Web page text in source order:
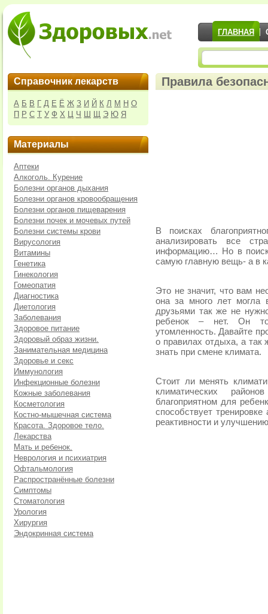
ГЛАВНАЯ
Справочник лекарств
А Б В Г Д Е Ё Ж З И Й К Л М Н О
П Р С Т У Ф Х Ц Ч Ш Щ Э Ю Я
Материалы
Аптеки
Алкоголь. Курение
Болезни органов дыхания
Болезни органов кровообращения
Болезни органов пищеварения
Болезни почек и мочевых путей
Болезни системы крови
Вирусология
Витамины
Генетика
Гинекология
Гомеопатия
Диагностика
Диетология
Заболевания
Здоровое питание
Здоровый образ жизни.
Занимательная медицина
Здоровье и секс
Иммунология
Инфекционные болезни
Кожные заболевания
Косметология
Костно-мышечная система
Красота. Здоровое тело.
Лекарства
Мать и ребенок.
Неврология и психиатрия
Офтальмология
Распространённые болезни
Симптомы
Стоматология
Урология
Хирургия
Эндокринная система
Правила
В поисках
анализировать все
информацию… Но в
самую главную вещь- а в
Это не значит, что вам
она за много лет
друзьями так же не
ребенок – нет. Он
утомленность. Давайте
о правилах отдыха, а
знать при смене климата.
Стоит ли менять
климатических
благоприятном для
способствует
реактивности и